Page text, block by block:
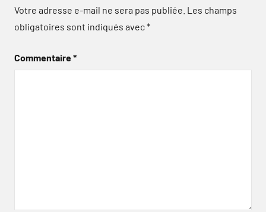
Votre adresse e-mail ne sera pas publiée. Les champs
obligatoires sont indiqués avec*
Commentaire*